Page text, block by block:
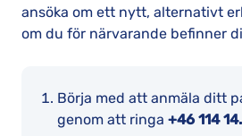
ansöka om ett nytt, alternativt
om du för närvarande befinner
Börja med att anmäla ditt
genom att ringa +46 114 14.